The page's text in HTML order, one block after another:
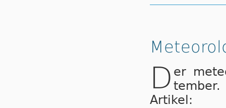
D er
tem­ber.
Artikel: